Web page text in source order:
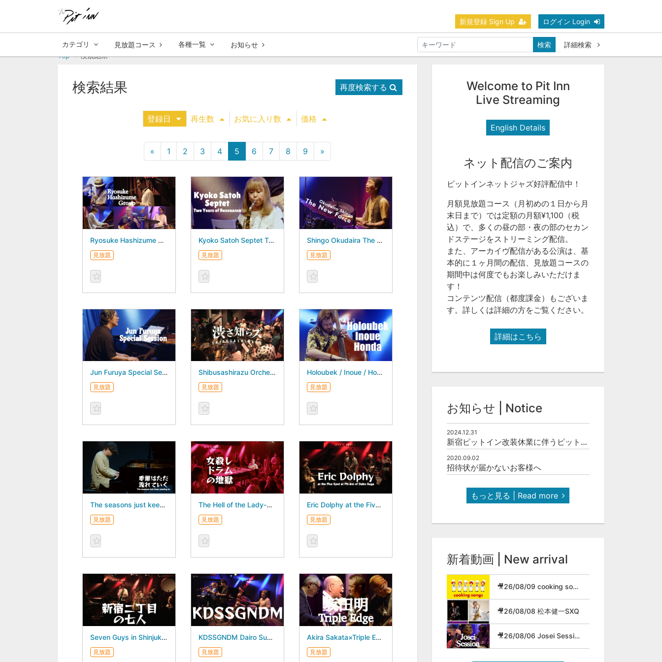
新規登録 Sign Up ログイン Login
カテゴリ 見放題コース 各種一覧 お知らせ 検索
詳細検索
Top
検索結果
検索結果 再度検索する
登録日 再生数 お気に入り数 価格
« 1 2 3 4 5 6 7 8 9 »
Ryosuke Hashizume Group - August 05, 2026 -
見放題
Kyoko Satoh Septet Two Years of Resonance - August 04, 2026 -
見放題
Shingo Okudaira The New Force - August 03, 2026 -
見放題
Jun Furuya Special Session - August 02, 2026 -
見放題
Shibusashirazu Orchestra - August 01, 2026 -
見放題
Holoubek / Inoue / Honda - July 28, 2026 -
見放題
The seasons just keep passing by Dairo Suga 5Days - July 26, 2026 -
見放題
The Hell of the Lady-Killing Drums Dairo Suga 5Days - July 25, 2026 -
見放題
Eric Dolphy at the Five Spot at Pit-Inn of Dairo Suga Dairo Suga 5Days - July 24, 2026 -
見放題
Seven Guys in Shinjuku 2-chome Dairo Suga 5Days - July 23, 2026 -
見放題
KDSSGNDM Dairo Suga 5Days - July 22, 2026 -
見放題
Akira Sakata×Triple Edge - July 21, 2026 -
見放題
Welcome to Pit Inn
Live Streaming
English Details
ネット配信のご案内
ピットインネットジャズ好評配信中！
月額見放題コース（月初めの１日から月
末日まで）では定額の月額¥1,100（税
込）で、多くの昼の部・夜の部のセカン
ドステージをストリーミング配信。
また、アーカイヴ配信がある公演は、基
本的に１ヶ月間の配信、見放題コースの
期間中は何度でもお楽しみいただけま
す！
コンテンツ配信（都度課金）もございま
す。詳しくは詳細の方をご覧ください。
詳細はこちら
お知らせ | Notice
2024.12.31
新宿ピットイン改装休業に伴うピットインネットジャズのご案内
2020.09.02
招待状が届かないお客様へ
もっと見る | Read more
新着動画 | New arrival
🎥26/08/09 cooking songs
🎥26/08/08 松本健一SXQ
🎥26/08/06 Josei Session